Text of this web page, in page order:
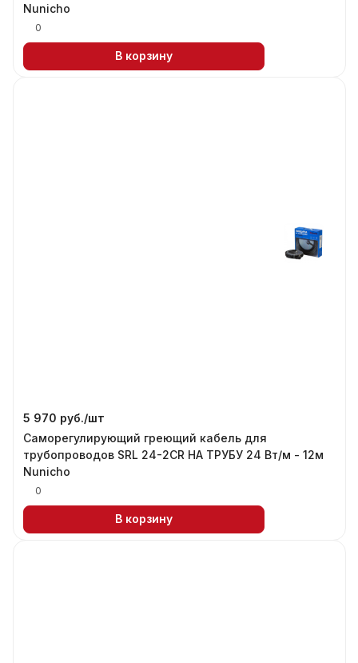
Nunicho
0
В корзину
5 970 руб./шт
Саморегулирующий греющий кабель для
трубопроводов SRL 24-2CR НА ТРУБУ 24 Вт/м - 12м
Nunicho
0
В корзину